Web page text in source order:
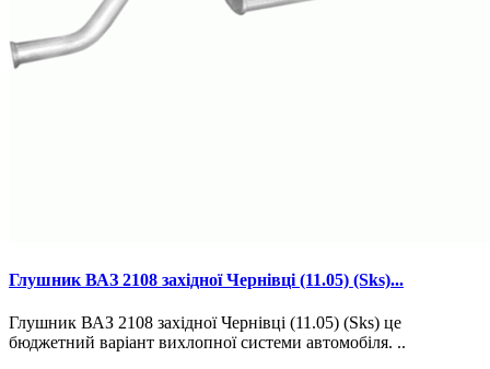
Глушник ВАЗ 2108 західної Чернівці (11.05) (Sks)...
Глушник ВАЗ 2108 західної Чернівці (11.05) (Sks) це
бюджетний варіант вихлопної системи автомобіля. ..